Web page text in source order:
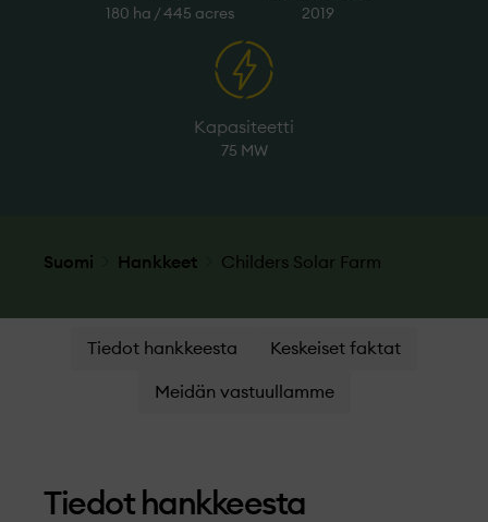
180 ha / 445 acres 2019
Kapasiteetti
75 MW
Suomi Hankkeet Childers Solar Farm
Tiedot hankkeesta Keskeiset faktat
Meidän vastuullamme
Tiedot hankkeesta